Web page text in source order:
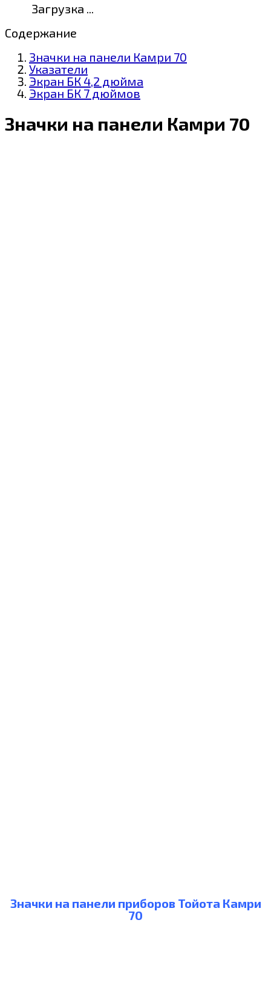
Загрузка ...
Содержание
Значки на панели Камри 70
Указатели
Экран БК 4,2 дюйма
Экран БК 7 дюймов
Значки на панели Камри 70
Значки на панели приборов Тойота Камри
70